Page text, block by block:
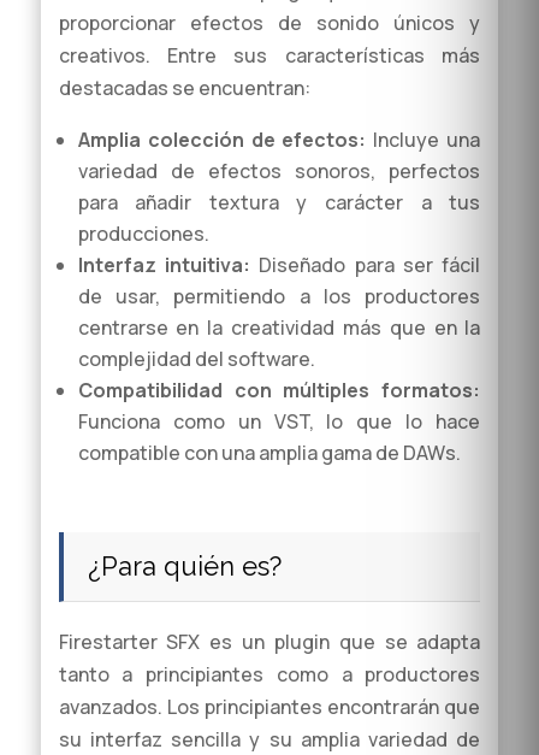
proporcionar efectos de sonido únicos y
creativos. Entre sus características más
destacadas se encuentran:
Amplia colección de efectos: Incluye una
variedad de efectos sonoros, perfectos
para añadir textura y carácter a tus
producciones.
Interfaz intuitiva: Diseñado para ser fácil
de usar, permitiendo a los productores
centrarse en la creatividad más que en la
complejidad del software.
Compatibilidad con múltiples formatos:
Funciona como un VST, lo que lo hace
compatible con una amplia gama de DAWs.
¿Para quién es?
Firestarter SFX es un plugin que se adapta
tanto a principiantes como a productores
avanzados. Los principiantes encontrarán que
su interfaz sencilla y su amplia variedad de